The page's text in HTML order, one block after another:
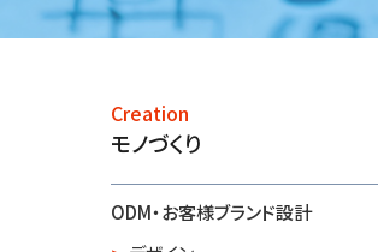
Creation
モノづくり
ODM・お客様ブランド設計